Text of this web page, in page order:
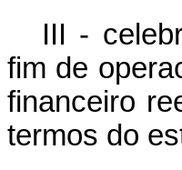
III -
fim de
financeiro
termos do